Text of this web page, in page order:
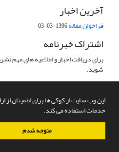
این وب سایت از کوکی ها برای اطمینان از
خدمات استفاده می کند.
متوجه شدم
آخرین اخبار
فراخوان مقاله1396-03-03
اشتراک خبرنامه
برای دریافت اخبار و اطلاعیه های مهم
شوید.
سامانه مدیریت نشریات علمی.طراحی و